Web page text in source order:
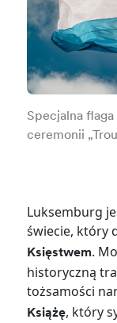
Specjalna
ceremonii
Luksemburg
świecie, który
Księstwem.
historyczną
tożsamości
Książę, który